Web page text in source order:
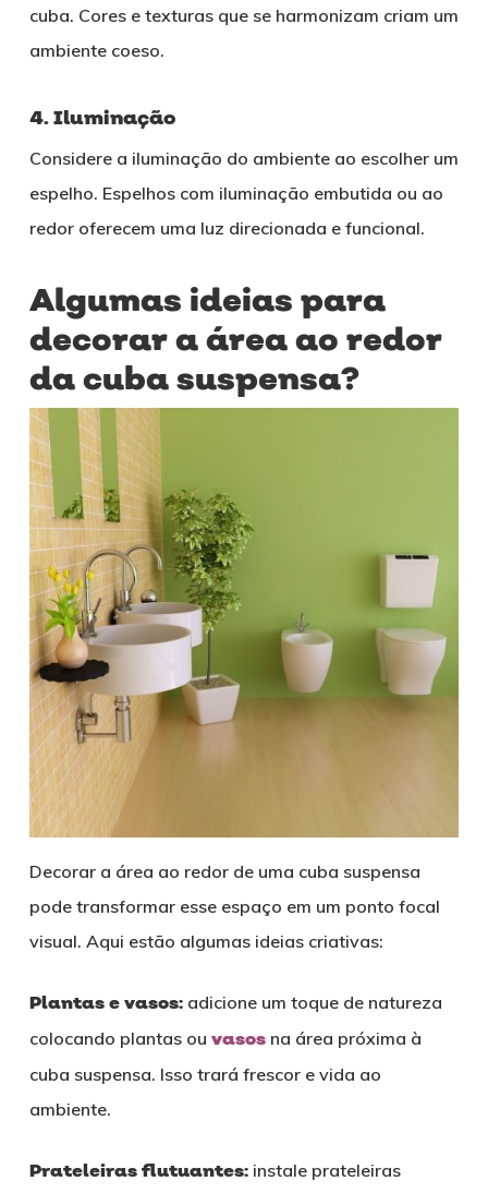
cuba. Cores e texturas que se harmonizam criam um
ambiente coeso.
4. Iluminação
Considere a iluminação do ambiente ao escolher um
espelho. Espelhos com iluminação embutida ou ao
redor oferecem uma luz direcionada e funcional.
Algumas ideias para
decorar a área ao redor
da cuba suspensa?
Decorar a área ao redor de uma cuba suspensa
pode transformar esse espaço em um ponto focal
visual. Aqui estão algumas ideias criativas:
Plantas e vasos:adicione um toque de natureza
colocando plantas ou vasosna área próxima à
cuba suspensa. Isso trará frescor e vida ao
ambiente.
Prateleiras flutuantes:instale prateleiras